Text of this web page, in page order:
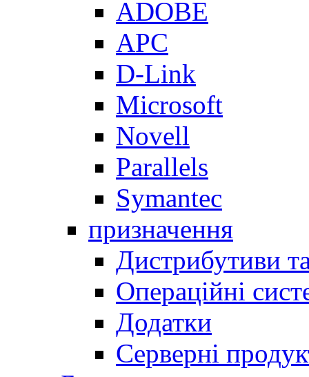
ADOBE
APC
D-Link
Microsoft
Novell
Parallels
Symantec
призначення
Дистрибутиви
Операційні
Додатки
Серверні